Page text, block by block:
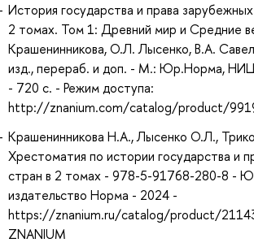
История государства и права
2 томах. Том 1: Древний мир и Средние
Крашенинникова, О.Л. Лысенко, В.А.
изд., перераб. и доп. - М.: Юр.Норма,
- 720 с. - Режим доступа:
http://znanium.com/catalog/product/
Крашенинникова Н.А., Лысенко О.Л.,
Хрестоматия по истории государства и
стран в 2 томах - 978-5-91768-280-8 -
издательство Норма - 2024 -
https://znanium.ru/catalog/product/
ZNANIUM